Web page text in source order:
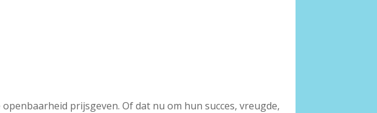
prijsgeven. Of dat nu om hun succes, vreugde,